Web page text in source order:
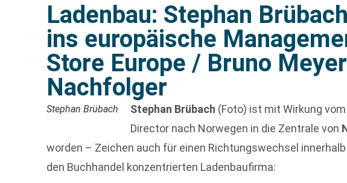
Ladenbau: Stephan
ins europäische
Store Europe / Bruno
Nachfolger
Stephan Brübach Stephan Brübach (Foto) ist mit Wirkung
Director nach Norwegen in die Zentrale von
worden – Zeichen auch für einen Richtungswechsel
den Buchhandel konzentrierten Ladenbaufirma: